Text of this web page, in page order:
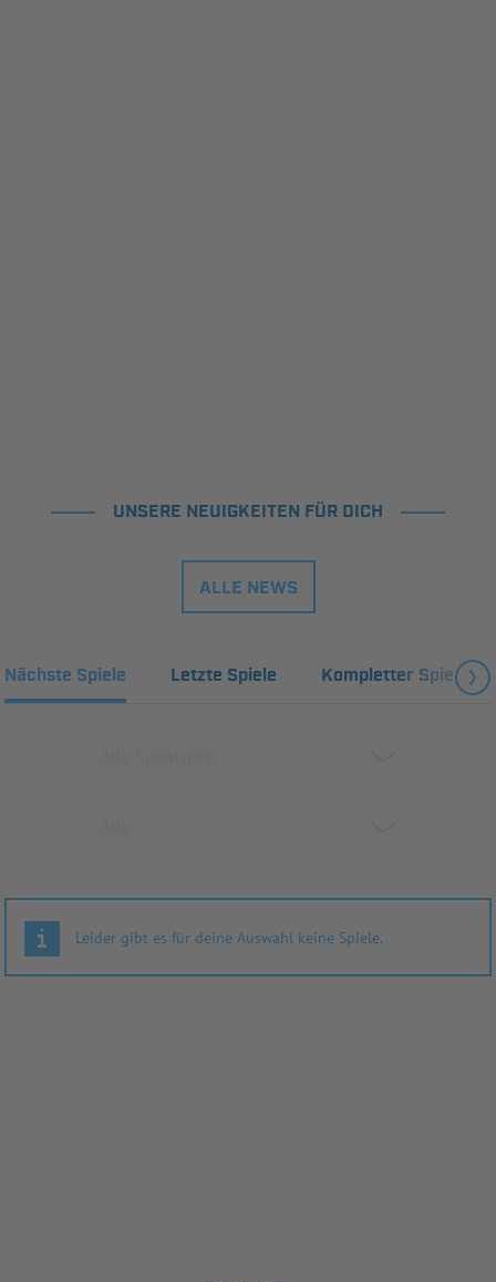
UNSERE NEUIGKEITEN FÜR DICH
ALLE NEWS
Nächste Spiele Letzte Spiele Kompletter Spielplan
Leider gibt es für deine Auswahl keine Spiele.